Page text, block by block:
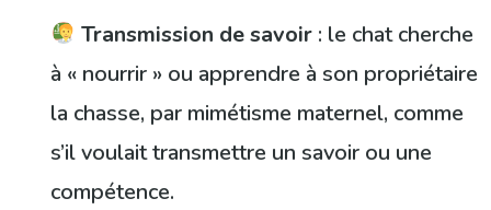
Transmission de savoir : le chat cherche
à « nourrir » ou apprendre à son propriétaire
la chasse, par mimétisme maternel, comme
s’il voulait transmettre un savoir ou une
compétence.